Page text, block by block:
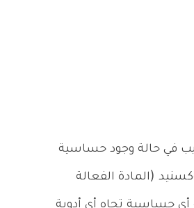
في حالة وجود حساسية
(المادة الفعالة
أي حساسية تجاه أي أدوية